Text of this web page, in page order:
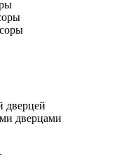
дверцей
дверцами